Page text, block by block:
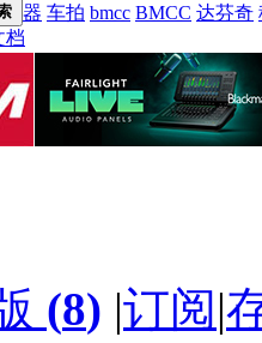
器 车拍 bmcc BMCC 达芬奇
档
(8) |订阅|